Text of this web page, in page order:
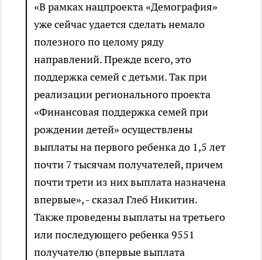
«В рамках нацпроекта «Демография»
уже сейчас удается сделать немало
полезного по целому ряду
направлений. Прежде всего, это
поддержка семей с детьми. Так при
реализации регионального проекта
«Финансовая поддержка семей при
рождении детей» осуществлены
выплаты на первого ребенка до 1,5 лет
почти 7 тысячам получателей, причем
почти трети из них выплата назначена
впервые», - сказал Глеб Никитин.
Также проведены выплаты на третьего
или последующего ребенка 9551
получателю (впервые выплата